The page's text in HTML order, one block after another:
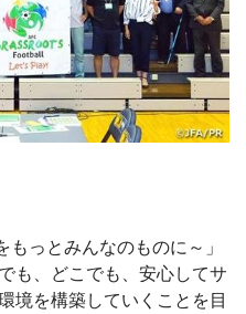
もっとみんなのものに～」
も、どこでも、安心してサ
境を構築していくことを目